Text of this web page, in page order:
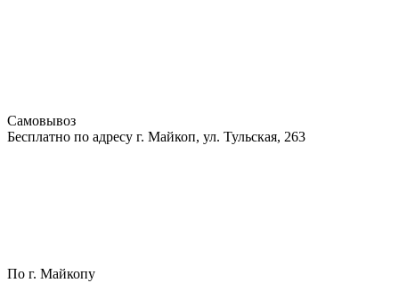
Самовывоз
Бесплатно по адресу г. Майкоп, ул. Тульская, 263
По г. Майкопу